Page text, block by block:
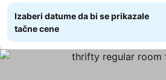
Izaberi datume da bi se prikazale
tačne cene